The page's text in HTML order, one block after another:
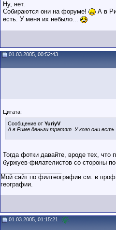
Ну, нет.
Собираются они на форуме!
А в
есть. У меня их небыло...
01.03.2005, 00:52:43
Цитата:
Сообщение от YuriyV
А в Риме деньги тратят. У кого они
Тогда фотки давайте, вроде тех, что
буржуев-филателистов со стороны
Мой сайт по филгеографии см. в
географии.
01.03.2005, 01:15:21